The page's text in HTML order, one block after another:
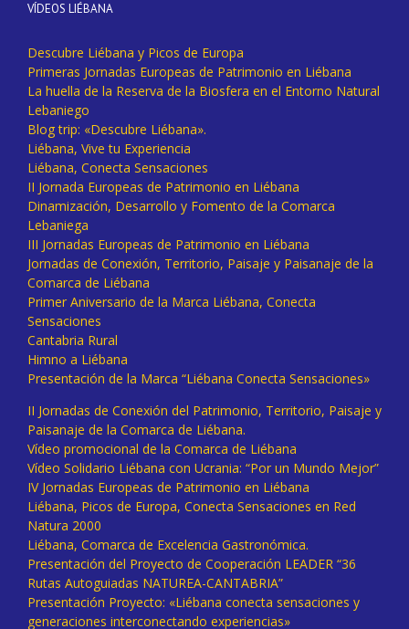
VÍDEOS LIÉBANA
Descubre Liébana y Picos de Europa
Primeras Jornadas Europeas de Patrimonio en Liébana
La huella de la Reserva de la Biosfera en el Entorno Natural
Lebaniego
Blog trip: «Descubre Liébana».
Liébana, Vive tu Experiencia
Liébana, Conecta Sensaciones
II Jornada Europeas de Patrimonio en Liébana
Dinamización, Desarrollo y Fomento de la Comarca
Lebaniega
III Jornadas Europeas de Patrimonio en Liébana
Jornadas de Conexión, Territorio, Paisaje y Paisanaje de la
Comarca de Liébana
Primer Aniversario de la Marca Liébana, Conecta
Sensaciones
Cantabria Rural
Himno a Liébana
Presentación de la Marca “Liébana Conecta Sensaciones»
II Jornadas de Conexión del Patrimonio, Territorio, Paisaje y
Paisanaje de la Comarca de Liébana.
Vídeo promocional de la Comarca de Liébana
Vídeo Solidario Liébana con Ucrania: “Por un Mundo Mejor”
IV Jornadas Europeas de Patrimonio en Liébana
Liébana, Picos de Europa, Conecta Sensaciones en Red
Natura 2000
Liébana, Comarca de Excelencia Gastronómica.
Presentación del Proyecto de Cooperación LEADER “36
Rutas Autoguiadas NATUREA-CANTABRIA”
Presentación Proyecto: «Liébana conecta sensaciones y
generaciones interconectando experiencias»